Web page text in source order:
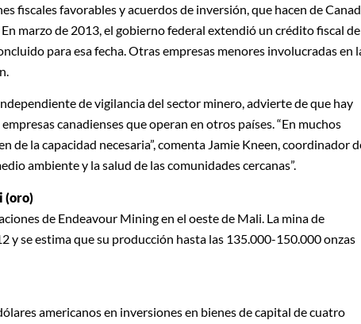
fiscales favorables y acuerdos de inversión, que hacen de
marzo de 2013, el gobierno federal extendió un crédito fiscal
para esa fecha. Otras empresas menores involucradas en
de vigilancia del sector minero, advierte de que hay
canadienses que operan en otros países. “En muchos
de la capacidad necesaria”, comenta Jamie Kneen, coordinador
ambiente y la salud de las comunidades cercanas”.
(oro)
de Endeavour Mining en el oeste de Mali. La mina de
y se estima que su producción hasta las 135.000-150.000 onzas
americanos en inversiones en bienes de capital de cuatro